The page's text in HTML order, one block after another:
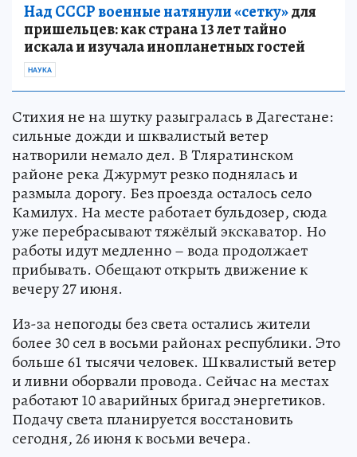
Над СССР военные натянули «сетку»для
пришельцев: как страна 13 лет тайно
искала и изучала инопланетных гостей
НАУКА
Стихия не на шутку разыгралась в Дагестане:
сильные дожди и шквалистый ветер
натворили немало дел. В Тляратинском
районе река Джурмут резко поднялась и
размыла дорогу. Без проезда осталось село
Камилух. На месте работает бульдозер, сюда
уже перебрасывают тяжёлый экскаватор. Но
работы идут медленно – вода продолжает
прибывать. Обещают открыть движение к
вечеру 27 июня.
Из-за непогоды без света остались жители
более 30 сел в восьми районах республики. Это
больше 61 тысячи человек. Шквалистый ветер
и ливни оборвали провода. Сейчас на местах
работают 10 аварийных бригад энергетиков.
Подачу света планируется восстановить
сегодня, 26 июня к восьми вечера.